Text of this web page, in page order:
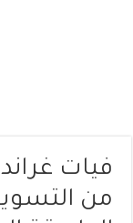
فيات
من